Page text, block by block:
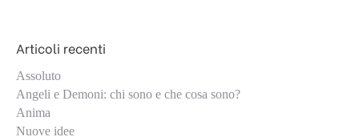
Articoli recenti
Assoluto
Angeli e Demoni: chi sono e che cosa sono?
Anima
Nuove idee